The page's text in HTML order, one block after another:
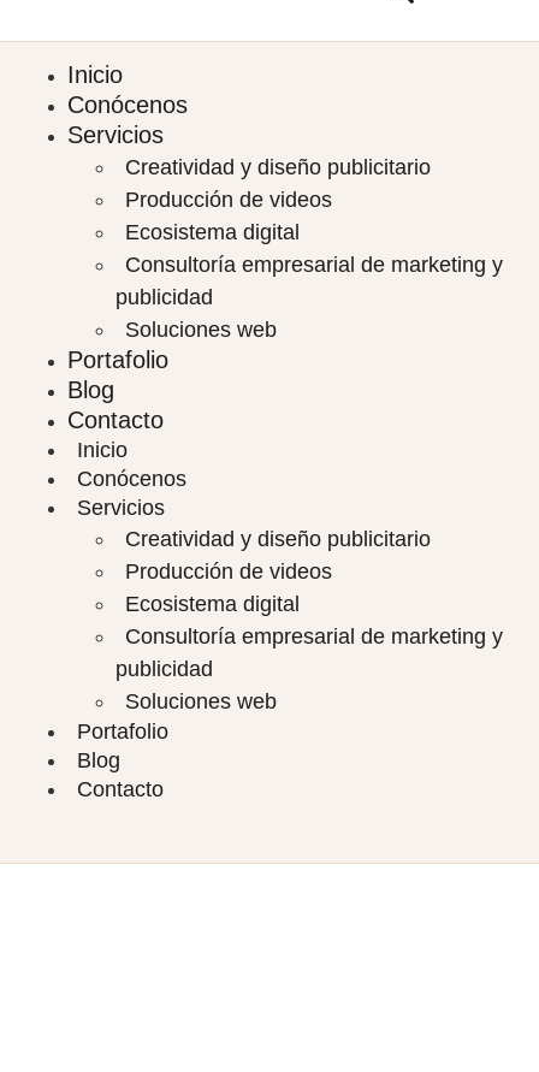
Inicio
Conócenos
Servicios
Creatividad y diseño publicitario
Producción de videos
Ecosistema digital
Consultoría empresarial de marketing y
publicidad
Soluciones web
Portafolio
Blog
Contacto
Inicio
Conócenos
Servicios
Creatividad y diseño publicitario
Producción de videos
Ecosistema digital
Consultoría empresarial de marketing y
publicidad
Soluciones web
Portafolio
Blog
Contacto